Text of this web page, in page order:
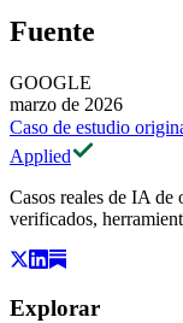
Fuente
GOOGLE
marzo de 2026
Caso de estudio
Applied
Casos reales de IA de
verificados,
Explorar